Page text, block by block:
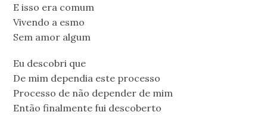
E isso era comum
Vivendo a esmo
Sem amor algum
Eu descobri que
De mim dependia este processo
Processo de não depender de mim
Então finalmente fui descoberto